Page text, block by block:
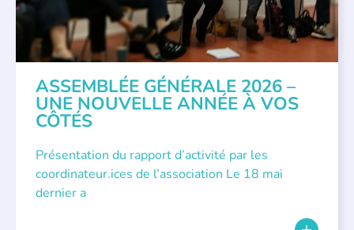
ASSEMBLÉE GÉNÉRALE 2026 –
UNE NOUVELLE ANNÉE À VOS
CÔTÉS
Présentation du rapport d’activité par les
coordinateur.ices de l’association Le 18 mai
dernier a